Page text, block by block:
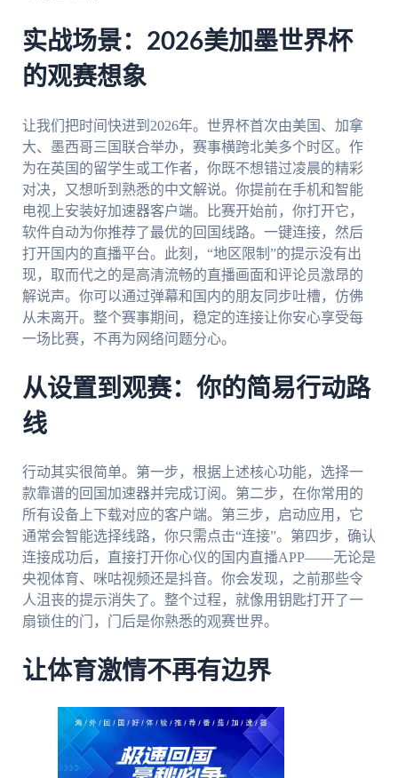
实战场景：2026美加墨世界杯
的观赛想象
让我们把时间快进到2026年。世界杯首次由美国、加拿
大、墨西哥三国联合举办，赛事横跨北美多个时区。作
为在英国的留学生或工作者，你既不想错过凌晨的精彩
对决，又想听到熟悉的中文解说。你提前在手机和智能
电视上安装好加速器客户端。比赛开始前，你打开它，
软件自动为你推荐了最优的回国线路。一键连接，然后
打开国内的直播平台。此刻，“地区限制”的提示没有出
现，取而代之的是高清流畅的直播画面和评论员激昂的
解说声。你可以通过弹幕和国内的朋友同步吐槽，仿佛
从未离开。整个赛事期间，稳定的连接让你安心享受每
一场比赛，不再为网络问题分心。
从设置到观赛：你的简易行动路
线
行动其实很简单。第一步，根据上述核心功能，选择一
款靠谱的回国加速器并完成订阅。第二步，在你常用的
所有设备上下载对应的客户端。第三步，启动应用，它
通常会智能选择线路，你只需点击“连接”。第四步，确认
连接成功后，直接打开你心仪的国内直播APP——无论是
央视体育、咪咕视频还是抖音。你会发现，之前那些令
人沮丧的提示消失了。整个过程，就像用钥匙打开了一
扇锁住的门，门后是你熟悉的观赛世界。
让体育激情不再有边界